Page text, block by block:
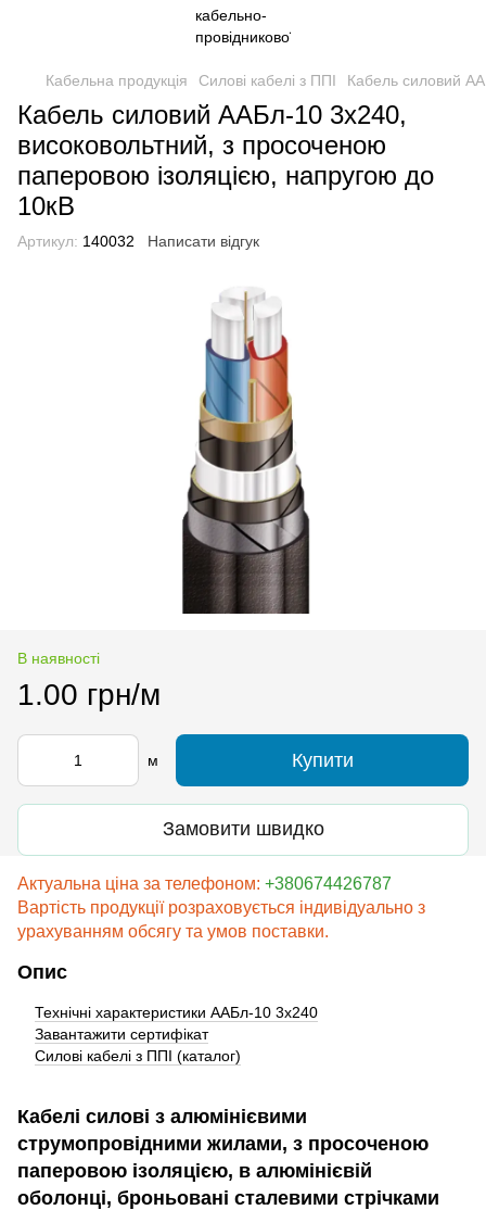
Кабельна продукція Силові кабелі з ППІ Кабель силовий
Кабель силовий ААБл-10 3х240,
високовольтний, з просоченою
паперовою ізоляцією, напругою до
10кВ
Артикул: 140032 Написати відгук
В наявності
1.00 грн/м
м Купити
Замовити швидко
Актуальна ціна за телефоном: +380674426787
Вартість продукції розраховується індивідуально з
урахуванням обсягу та умов поставки.
Опис
Технічні характеристики ААБл-10 3х240
Завантажити сертифікат
Силові кабелі з ППІ (каталог)
Кабелі силові з алюмінієвими
струмопровідними жилами, з просоченою
паперовою ізоляцією, в алюмінієвій
оболонці, броньовані сталевими стрічками